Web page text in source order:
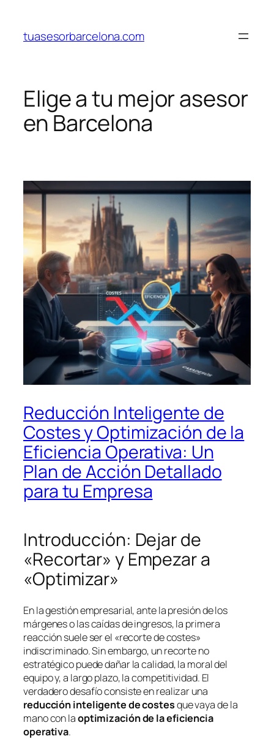
contenido
tuasesorbarcelona.com
Elige a tu mejor asesor
en Barcelona
Reducción Inteligente de
Costes y Optimización de la
Eficiencia Operativa: Un
Plan de Acción Detallado
para tu Empresa
Introducción: Dejar de
«Recortar» y Empezar a
«Optimizar»
En la gestión empresarial, ante la presión de los
márgenes o las caídas de ingresos, la primera
reacción suele ser el «recorte de costes»
indiscriminado. Sin embargo, un recorte no
estratégico puede dañar la calidad, la moral del
equipo y, a largo plazo, la competitividad. El
verdadero desafío consiste en realizar una
reducción inteligente de costesque vaya de la
mano con laoptimización de la eficiencia
operativa.